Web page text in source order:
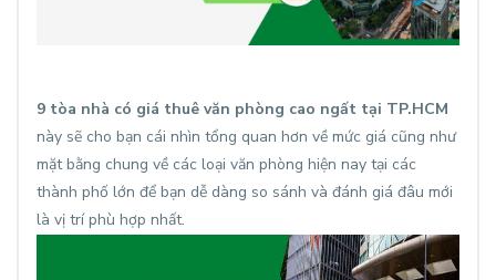
9 tòa nhà có giá thuê văn phòng cao ngất tại TP.HCM
này sẽ cho bạn cái nhìn tổng quan hơn về mức giá cũng như
mặt bằng chung về các loại văn phòng hiện nay tại các
thành phố lớn để bạn dễ dàng so sánh và đánh giá đâu mới
là vị trí phù hợp nhất.